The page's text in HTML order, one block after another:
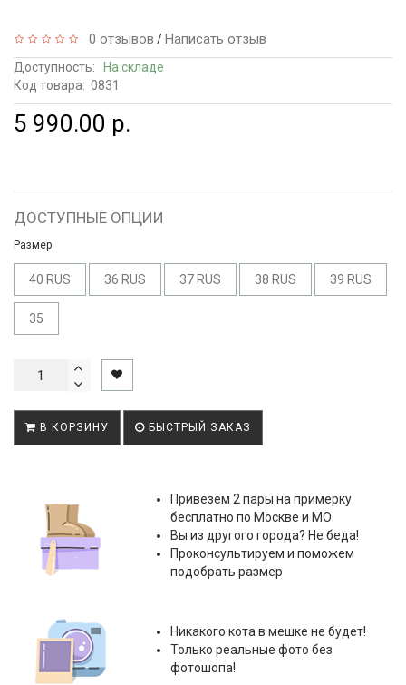
0 отзывов /Написать отзыв
Доступность:
На складе
Код товара: 0831
5 990.00 р.
ДОСТУПНЫЕ ОПЦИИ
Размер
40 RUS 36 RUS 37 RUS 38 RUS 39 RUS
35
В КОРЗИНУ БЫСТРЫЙ ЗАКАЗ
Привезем 2 пары на примерку
бесплатно по Москве и МО.
Вы из другого города? Не беда!
Проконсультируем и поможем
подобрать размер
Никакого кота в мешке не будет!
Только реальные фото без
фотошопа!